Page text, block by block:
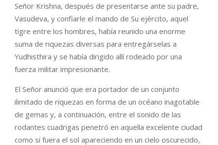
Señor Krishna, después de presentarse ante su padre,
Vasudeva, y confiarle el mando de Su ejército, aquel
tigre entre los hombres, había reunido una enorme
suma de riquezas diversas para entregárselas a
Yudhisthira y se había dirigido allí rodeado por una
fuerza militar impresionante.
El Señor anunció que era portador de un conjunto
ilimitado de riquezas en forma de un océano inagotable
de gemas y, a continuación, entre el sonido de las
rodantes cuadrigas penetró en aquella excelente ciudad
como si fuera el sol apareciendo en un cielo oscurecido,